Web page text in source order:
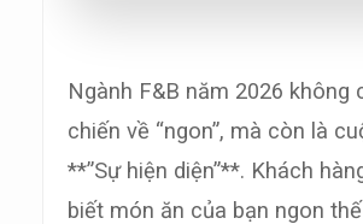
Ngành F&B năm 2026 không
chiến về “ngon”, mà còn là
**”Sự hiện diện”**. Khách
biết món ăn của bạn ngon